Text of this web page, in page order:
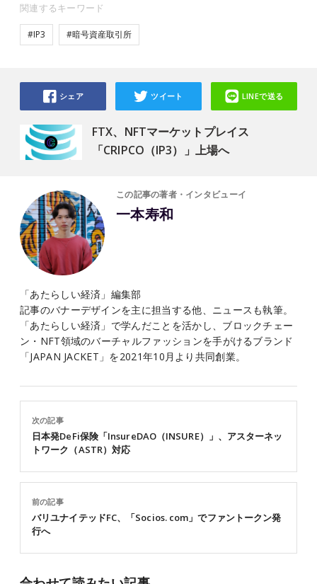
関連するキーワード
#IP3 #暗号資産取引所
FTX、NFTマーケットプレイス
「CRIPCO（IP3）」上場へ
シェア ツイート LINEで送る
この記事の著者・インタビューイ
一本寿和
「あたらしい経済」編集部
記事のバナーデザインを主に担当する他、ニュースも執筆。
「あたらしい経済」で学んだことを活かし、ブロックチェー
ン・NFT領域のバーチャルファッションを手がけるブランド
「JAPAN JACKET」を2021年10月より共同創業。
前の記事
バリユナイテッドFC、「Socios. com」でファントークン発
行へ
次の記事
日本発DeFi保険「InsureDAO（INSURE）」、アスターネッ
トワーク（ASTR）対応